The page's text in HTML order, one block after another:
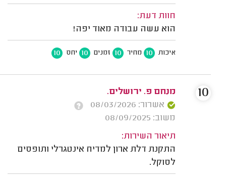
חוות דעת:
הוא עשה עבודה מאוד יפה!
איכות 10 מחיר 10 זמנים 10 יחס 10
מנחם פ. ירושלים.
אשרור: 08/03/2026
משוב: 08/09/2025
תיאור השירות:
התקנת דלת ארון למדיח אינטגרלי ותופסים
לסוקל.
10